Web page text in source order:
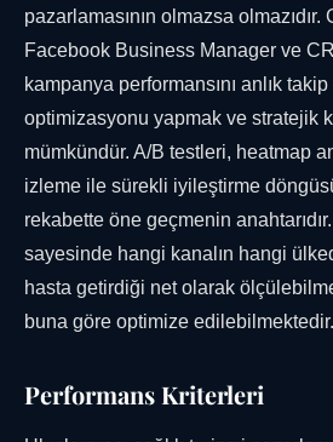
pazarlamasının olmazsa
Facebook Business Manager ve
kampanya performansını anlık
optimizasyonu yapmak ve stratejik
mümkündür. A/B testleri, heatmap
izleme ile sürekli iyileştirme
rekabette öne geçmenin
sayesinde hangi kanalın hangi
hasta getirdiği net olarak
buna göre optimize edilebilmektedir.
Performans Kriterleri